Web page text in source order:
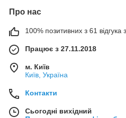
Про нас
100% позитивних з 61 відгука
Працює з 27.11.2018
м. Київ
Київ, Україна
Контакти
Сьогодні вихідний